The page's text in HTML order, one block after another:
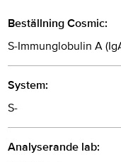
Beställning Cosmic:
S-Immunglobulin A
System:
S-
Analyserande lab: